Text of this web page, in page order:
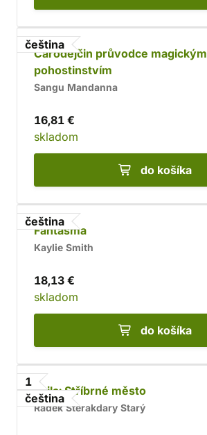
čeština
Čarodějčin průvodce magickým
pohostinstvím
Sangu Mandanna
16,81 €
skladom
do košíka
čeština
Fantasma
Kaylie Smith
18,13 €
skladom
do košíka
1
čeština
Arila: Stříbrné město
Radek Sterakdary Starý